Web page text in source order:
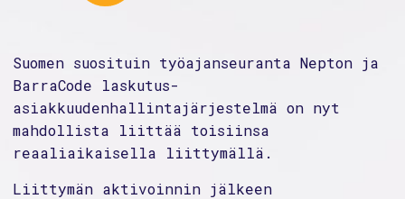
Suomen suosituin työajanseuranta Nepton ja
BarraCode laskutus-
asiakkuudenhallintajärjestelmä on nyt
mahdollista liittää toisiinsa
reaaliaikaisella liittymällä.
Liittymän aktivoinnin jälkeen